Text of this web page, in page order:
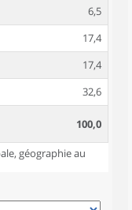
6,5
17,4
17,4
32,6
100,0
géographie au